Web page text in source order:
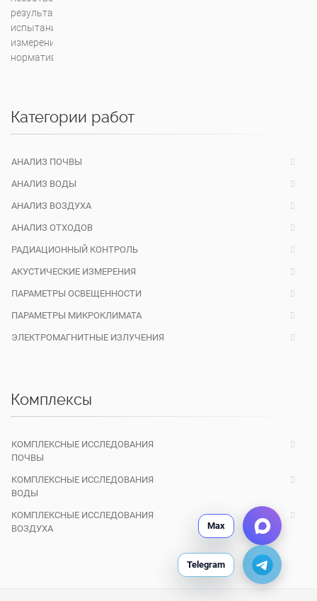
Категории работ
АНАЛИЗ ПОЧВЫ
АНАЛИЗ ВОДЫ
АНАЛИЗ ВОЗДУХА
АНАЛИЗ ОТХОДОВ
РАДИАЦИОННЫЙ КОНТРОЛЬ
АКУСТИЧЕСКИЕ ИЗМЕРЕНИЯ
ПАРАМЕТРЫ ОСВЕЩЕННОСТИ
ПАРАМЕТРЫ МИКРОКЛИМАТА
ЭЛЕКТРОМАГНИТНЫЕ ИЗЛУЧЕНИЯ
Комплексы
КОМПЛЕКСНЫЕ ИССЛЕДОВАНИЯ
ПОЧВЫ
КОМПЛЕКСНЫЕ ИССЛЕДОВАНИЯ
ВОДЫ
КОМПЛЕКСНЫЕ ИССЛЕДОВАНИЯ
ВОЗДУХА
Max
Telegram